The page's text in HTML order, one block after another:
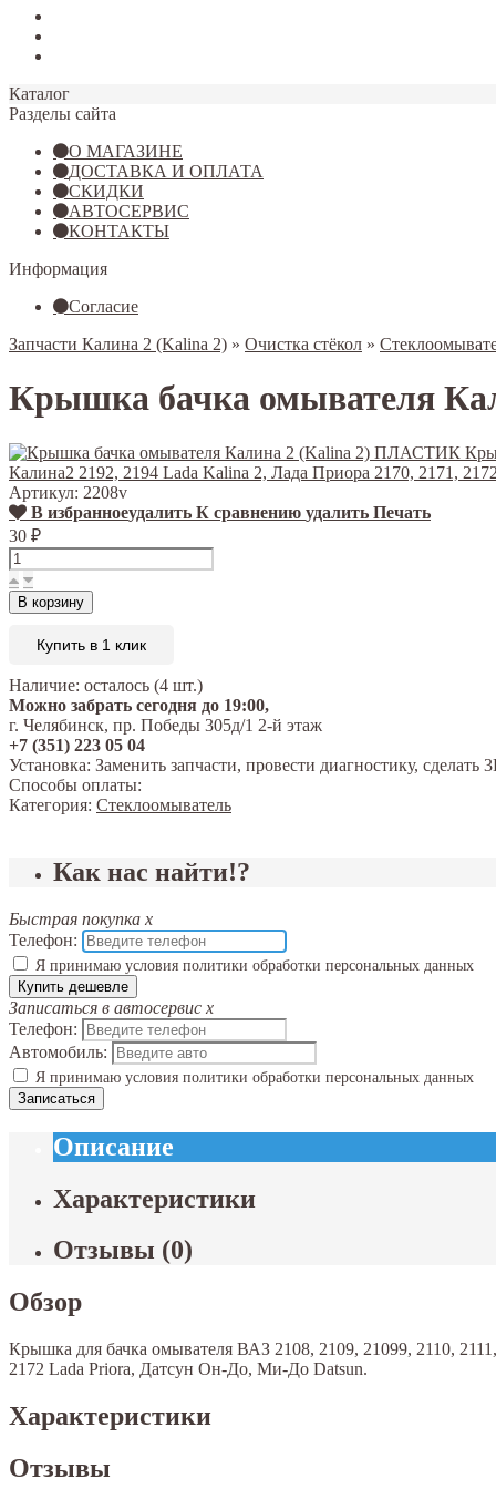
Каталог
Разделы сайта
О МАГАЗИНЕ
ДОСТАВКА И ОПЛАТА
СКИДКИ
АВТОСЕРВИС
КОНТАКТЫ
Информация
Согласие
Запчасти Калина 2 (Kalina 2) » Очистка стёкол »
Крышка бачка омывателя
Артикул: 2208v
В избранноеудалить К сравнению удалить Печать
30 ₽
В корзину
Купить в 1 клик
Наличие: осталось (4 шт.)
Можно забрать сегодня до 19:00,
г. Челябинск, пр. Победы 305д/1 2-й этаж
+7 (351) 223 05 04
Установка: Заменить запчасти, провести диагностику,
Способы оплаты:
Категория: Стеклоомыватель
Как нас найти!?
Быстрая покупка x
Телефон:
Я принимаю условия политики обработки персональных данных
Купить дешевле
Записаться в автосервис x
Телефон:
Автомобиль:
Я принимаю условия политики обработки персональных данных
Записаться
Описание
Характеристики
Отзывы (0)
Обзор
Крышка для бачка омывателя ВАЗ 2108, 2109, 21099, 2110,
2172 Lada Priora, Датсун Он-До, Ми-До Datsun.
Характеристики
Отзывы